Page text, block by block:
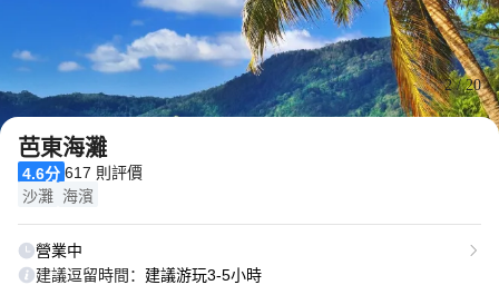
2/20
芭東海灘
4.6分 617 則評價
沙灘 海濱
營業中
建議逗留時間： 建議游玩3-5小時